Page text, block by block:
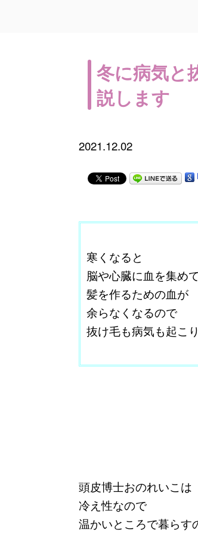
冬に病気と
説します
2021.12.02
寒くなると
脳や心臓に血を集めて
髪を作るための血が
余らなくなるので
抜け毛も病気も起こ
頭皮博士おのれいこは
冷え性なので
温かいところで暮らす